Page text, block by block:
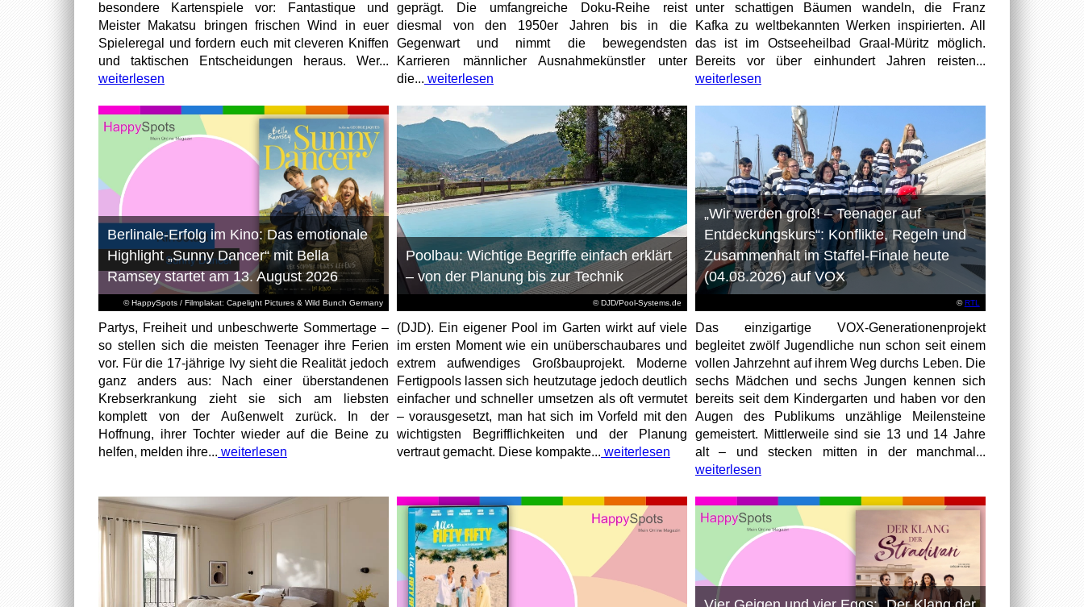
besondere Kartenspiele vor: Fantastique und
Meister Makatsu bringen frischen Wind in euer
Spieleregal und fordern euch mit cleveren Kniffen
und taktischen Entscheidungen heraus. Wer...
weiterlesen
geprägt. Die umfangreiche Doku-Reihe reist
diesmal von den 1950er Jahren bis in die
Gegenwart und nimmt die bewegendsten
Karrieren männlicher Ausnahmekünstler unter
die... weiterlesen
unter schattigen Bäumen wandeln, die Franz
Kafka zu weltbekannten Werken inspirierten. All
das ist im Ostseeheilbad Graal-Müritz möglich.
Bereits vor über einhundert Jahren reisten...
weiterlesen
© HappySpots / Filmplakat: Capelight Pictures & Wild Bunch Germany
Berlinale-Erfolg im Kino: Das emotionale
Highlight „Sunny Dancer“ mit Bella
Ramsey startet am 13. August 2026
Partys, Freiheit und unbeschwerte Sommertage –
so stellen sich die meisten Teenager ihre Ferien
vor. Für die 17-jährige Ivy sieht die Realität jedoch
ganz anders aus: Nach einer überstandenen
Krebserkrankung zieht sie sich am liebsten
komplett von der Außenwelt zurück. In der
Hoffnung, ihrer Tochter wieder auf die Beine zu
helfen, melden ihre... weiterlesen
© DJD/Pool-Systems.de
Poolbau: Wichtige Begriffe einfach erklärt
– von der Planung bis zur Technik
(DJD). Ein eigener Pool im Garten wirkt auf viele
im ersten Moment wie ein unüberschaubares und
extrem aufwendiges Großbauprojekt. Moderne
Fertigpools lassen sich heutzutage jedoch deutlich
einfacher und schneller umsetzen als oft vermutet
– vorausgesetzt, man hat sich im Vorfeld mit den
wichtigsten Begrifflichkeiten und der Planung
vertraut gemacht. Diese kompakte... weiterlesen
©RTL
„Wir werden groß! – Teenager auf
Entdeckungskurs“: Konflikte, Regeln und
Zusammenhalt im Staffel-Finale heute
(04.08.2026) auf VOX
Das einzigartige VOX-Generationenprojekt
begleitet zwölf Jugendliche nun schon seit einem
vollen Jahrzehnt auf ihrem Weg durchs Leben. Die
sechs Mädchen und sechs Jungen kennen sich
bereits seit dem Kindergarten und haben vor den
Augen des Publikums unzählige Meilensteine
gemeistert. Mittlerweile sind sie 13 und 14 Jahre
alt – und stecken mitten in der manchmal...
weiterlesen